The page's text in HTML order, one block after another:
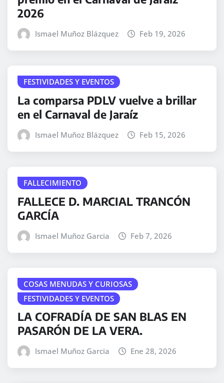
2026
Ismael Muñoz Blázquez Feb 19, 2026
FESTIVIDADES Y EVENTOS
La comparsa PDLV vuelve a brillar
en el Carnaval de Jaraíz
Ismael Muñoz Blázquez Feb 15, 2026
FALLECIMIENTO
FALLECE D. MARCIAL TRANCÓN
GARCÍA
Ismael Muñoz Garcia Feb 7, 2026
COSAS MENUDAS Y CURIOSAS
FESTIVIDADES Y EVENTOS
LA COFRADÍA DE SAN BLAS EN
PASARÓN DE LA VERA.
Ismael Muñoz Garcia Ene 28, 2026